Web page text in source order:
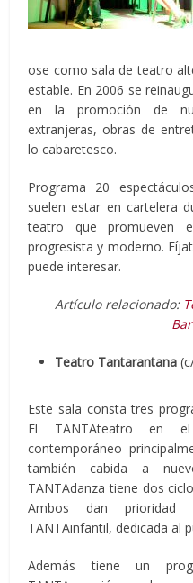
ose como sala de teatro
estable. En 2006 se
en la promoción de
extranjeras, obras de
lo cabaretesco.
Programa 20
suelen estar en cartelera
teatro que promueven
progresista y moderno.
puede interesar.
Artículo relacionado:
Teatro Tantarantana
Este sala consta tres
El TANTAteatro en
contemporáneo
también cabida a
TANTAdanza tiene dos
Ambos dan prioridad
TANTAinfantil, dedicada al
Además tiene un